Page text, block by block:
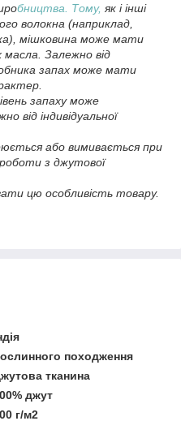
бництва. Тому, як і інші
волокна (наприклад,
мішковина може мати
масла. Залежно від
запах може мати
запаху може
від індивідуальної
або вимивається при
роботи з джутової
цю особливість товару.
походження
тканина
джут
г/м2